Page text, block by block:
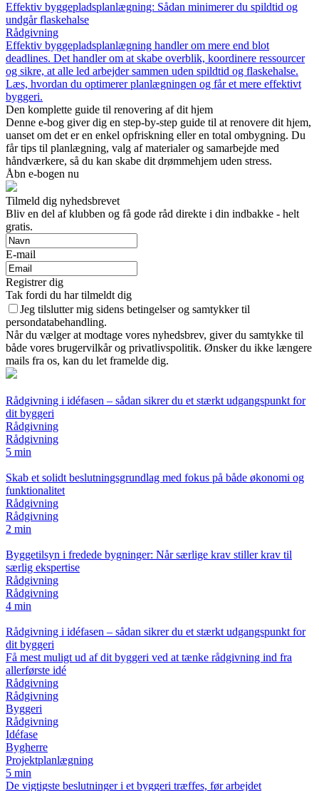
Effektiv byggepladsplanlægning: Sådan minimerer du spildtid og
undgår flaskehalse
Rådgivning
Effektiv byggepladsplanlægning handler om mere end blot
deadlines. Det handler om at skabe overblik, koordinere ressourcer
og sikre, at alle led arbejder sammen uden spildtid og flaskehalse.
Læs, hvordan du optimerer planlægningen og får et mere effektivt
byggeri.
Den komplette guide til renovering af dit hjem
Denne e-bog giver dig en step-by-step guide til at renovere dit hjem,
uanset om det er en enkel opfriskning eller en total ombygning. Du
får tips til planlægning, valg af materialer og samarbejde med
håndværkere, så du kan skabe dit drømmehjem uden stress.
Åbn e-bogen nu
Tilmeld dig nyhedsbrevet
Bliv en del af klubben og få gode råd direkte i din indbakke - helt
gratis.
E-mail
Registrer dig
Tak fordi du har tilmeldt dig
Jeg tilslutter mig sidens betingelser og samtykker til
persondatabehandling.
Når du vælger at modtage vores nyhedsbrev, giver du samtykke til
både vores brugervilkår og privatlivspolitik. Ønsker du ikke længere
mails fra os, kan du let framelde dig.
Rådgivning i idéfasen – sådan sikrer du et stærkt udgangspunkt for
dit byggeri
Rådgivning
Rådgivning
5 min
Skab et solidt beslutningsgrundlag med fokus på både økonomi og
funktionalitet
Rådgivning
Rådgivning
2 min
Byggetilsyn i fredede bygninger: Når særlige krav stiller krav til
særlig ekspertise
Rådgivning
Rådgivning
4 min
Rådgivning i idéfasen – sådan sikrer du et stærkt udgangspunkt for
dit byggeri
Få mest muligt ud af dit byggeri ved at tænke rådgivning ind fra
allerførste idé
Rådgivning
Rådgivning
Byggeri
Rådgivning
Idéfase
Bygherre
Projektplanlægning
5 min
De vigtigste beslutninger i et byggeri træffes, før arbejdet